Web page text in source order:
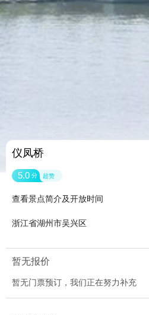
仪凤桥
5.0 分 超赞
查看景点简介及开放时间
浙江省湖州市吴兴区
暂无报价
暂无门票预订，我们正在努力补充